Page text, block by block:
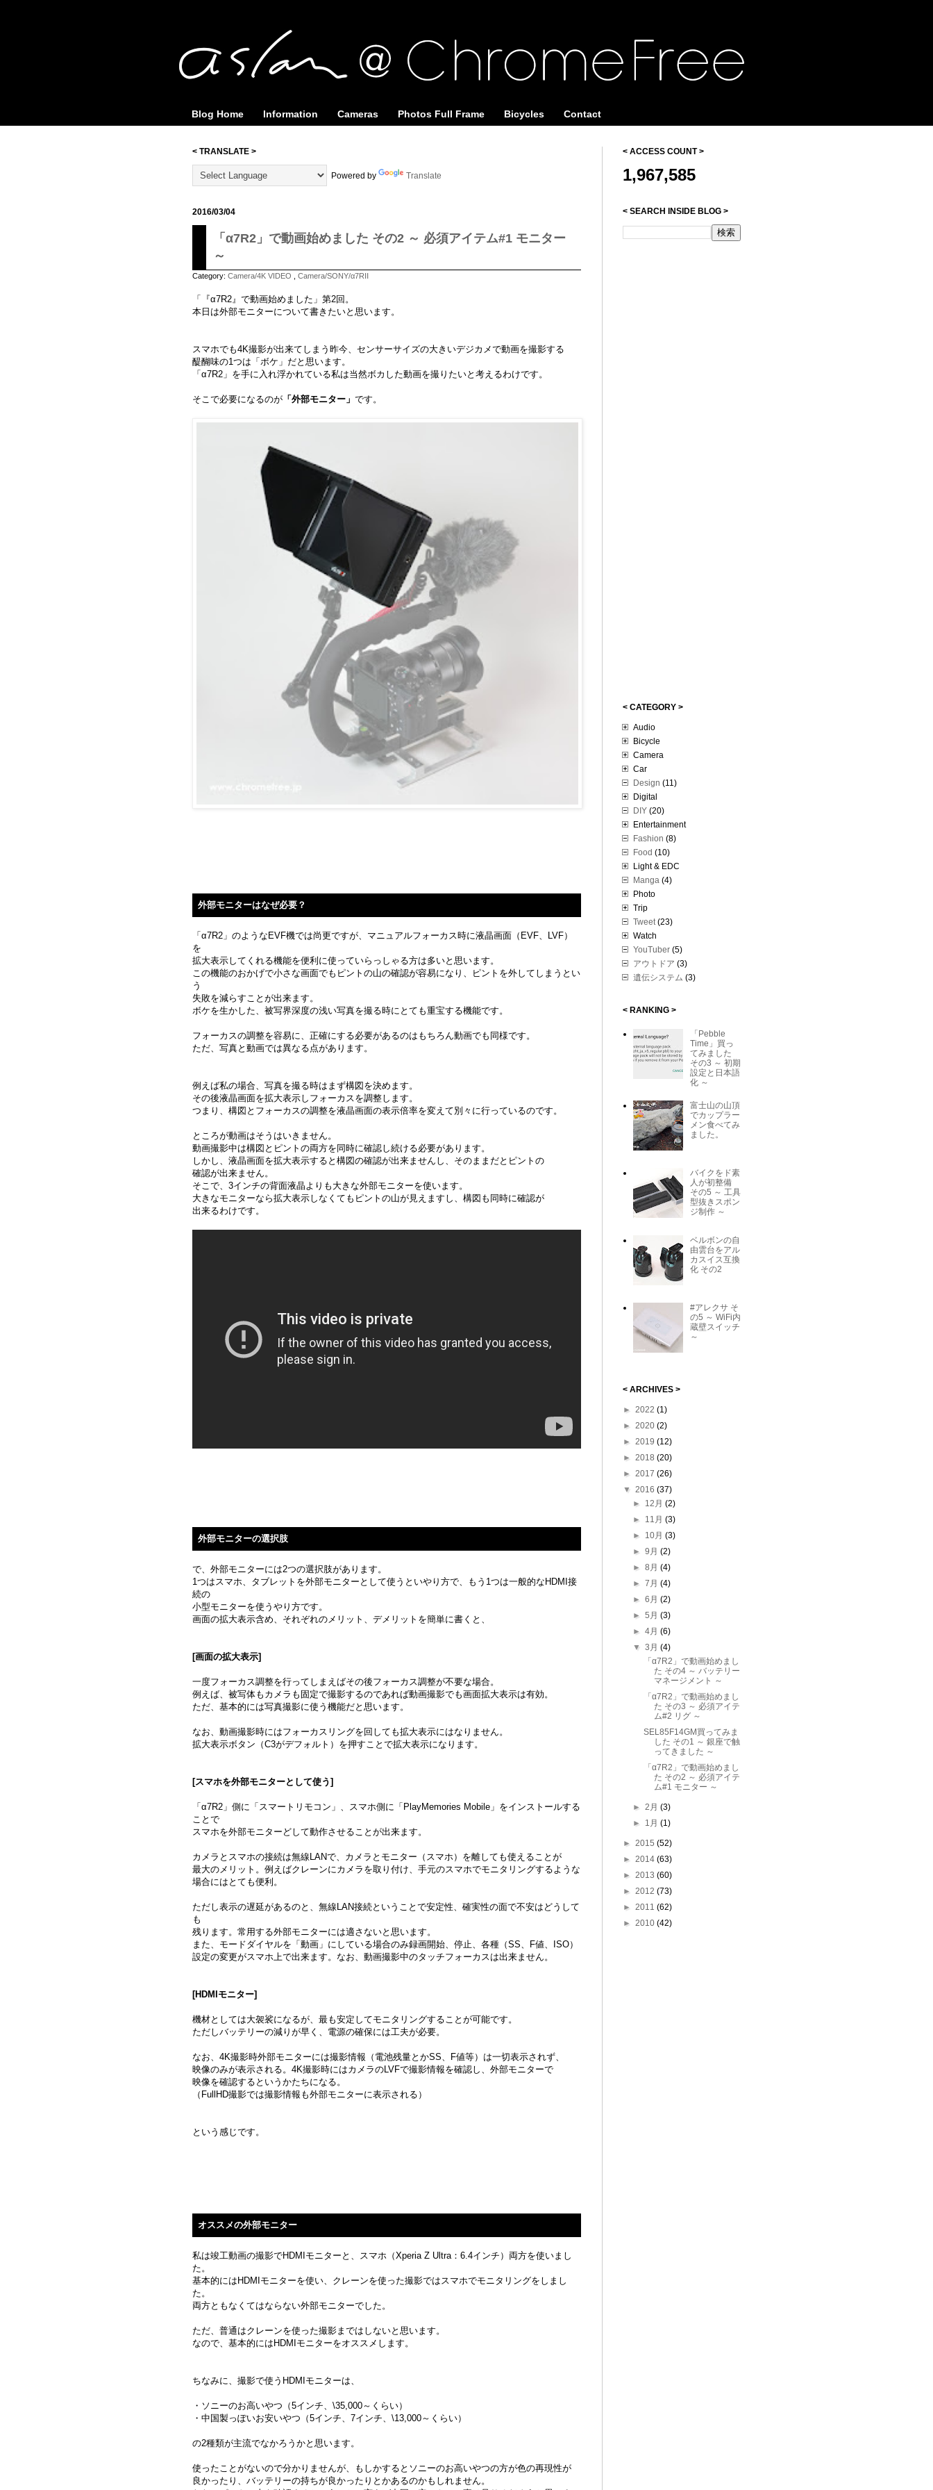
Blog Home Information Cameras Photos Full Frame Bicycles Contact
< TRANSLATE >
Powered by Translate
2016/03/04
「α7R2」で動画始めました その2 ～ 必須アイテム#1 モニター
～
Category: Camera/4K VIDEO Camera/SONY/α7RⅡ
「『α7R2』で動画始めました」第2回。
本日は外部モニターについて書きたいと思います。
スマホでも4K撮影が出来てしまう昨今、センサーサイズの大きいデジカメで動画を撮影する
醍醐味の1つは「ボケ」だと思います。
「α7R2」を手に入れ浮かれている私は当然ボカした動画を撮りたいと考えるわけです。
そこで必要になるのが 「外部モニター」 です。
外部モニターはなぜ必要？
「α7R2」のようなEVF機では尚更ですが、マニュアルフォーカス時に液晶画面（EVF、LVF）
を
拡大表示してくれる機能を便利に使っていらっしゃる方は多いと思います。
この機能のおかげで小さな画面でもピントの山の確認が容易になり、ピントを外してしまうとい
う
失敗を減らすことが出来ます。
ボケを生かした、被写界深度の浅い写真を撮る時にとても重宝する機能です。
フォーカスの調整を容易に、正確にする必要があるのはもちろん動画でも同様です。
ただ、写真と動画では異なる点があります。
例えば私の場合、写真を撮る時はまず構図を決めます。
その後液晶画面を拡大表示しフォーカスを調整します。
つまり、構図とフォーカスの調整を液晶画面の表示倍率を変えて別々に行っているのです。
ところが動画はそうはいきません。
動画撮影中は構図とピントの両方を同時に確認し続ける必要があります。
しかし、液晶画面を拡大表示すると構図の確認が出来ませんし、そのままだとピントの
確認が出来ません。
そこで、3インチの背面液晶よりも大きな外部モニターを使います。
大きなモニターなら拡大表示しなくてもピントの山が見えますし、構図も同時に確認が
出来るわけです。
外部モニターの選択肢
で、外部モニターには2つの選択肢があります。
1つはスマホ、タブレットを外部モニターとして使うといやり方で、もう1つは一般的なHDMI接
続の
小型モニターを使うやり方です。
画面の拡大表示含め、それぞれのメリット、デメリットを簡単に書くと、
[画面の拡大表示]
一度フォーカス調整を行ってしまえばその後フォーカス調整が不要な場合。
例えば、被写体もカメラも固定で撮影するのであれば動画撮影でも画面拡大表示は有効。
ただ、基本的には写真撮影に使う機能だと思います。
なお、動画撮影時にはフォーカスリングを回しても拡大表示にはなりません。
拡大表示ボタン（C3がデフォルト）を押すことで拡大表示になります。
[スマホを外部モニターとして使う]
「α7R2」側に「スマートリモコン」、スマホ側に「PlayMemories Mobile」をインストールする
ことで
スマホを外部モニターどして動作させることが出来ます。
カメラとスマホの接続は無線LANで、カメラとモニター（スマホ）を離しても使えることが
最大のメリット。例えばクレーンにカメラを取り付け、手元のスマホでモニタリングするような
場合にはとても便利。
ただし表示の遅延があるのと、無線LAN接続ということで安定性、確実性の面で不安はどうして
も
残ります。常用する外部モニターには適さないと思います。
また、モードダイヤルを「動画」にしている場合のみ録画開始、停止、各種（SS、F値、ISO）
設定の変更がスマホ上で出来ます。なお、動画撮影中のタッチフォーカスは出来ません。
[HDMIモニター]
機材としては大袈裟になるが、最も安定してモニタリングすることが可能です。
ただしバッテリーの減りが早く、電源の確保には工夫が必要。
なお、4K撮影時外部モニターには撮影情報（電池残量とかSS、F値等）は一切表示されず、
映像のみが表示される。4K撮影時にはカメラのLVFで撮影情報を確認し、外部モニターで
映像を確認するというかたちになる。
（FullHD撮影では撮影情報も外部モニターに表示される）
という感じです。
オススメの外部モニター
私は竣工動画の撮影でHDMIモニターと、スマホ（Xperia Z Ultra：6.4インチ）両方を使いまし
た。
基本的にはHDMIモニターを使い、クレーンを使った撮影ではスマホでモニタリングをしまし
た。
両方ともなくてはならない外部モニターでした。
ただ、普通はクレーンを使った撮影まではしないと思います。
なので、基本的にはHDMIモニターをオススメします。
ちなみに、撮影で使うHDMIモニターは、
・ソニーのお高いやつ（5インチ、\35,000～くらい）
・中国製っぽいお安いやつ（5インチ、7インチ、\13,000～くらい）
の2種類が主流でなかろうかと思います。
使ったことがないので分かりませんが、もしかするとソニーのお高いやつの方が色の再現性が
良かったり、バッテリーの持ちが良かったりとかあるのかもしれません。
< ACCESS COUNT >
1,967,585
< SEARCH INSIDE BLOG >
< CATEGORY >
Audio
Bicycle
Camera
Car
Design (11)
Digital
DIY (20)
Entertainment
Fashion (8)
Food (10)
Light & EDC
Manga (4)
Photo
Trip
Tweet (23)
Watch
YouTuber (5)
アウトドア (3)
遺伝システム (3)
< RANKING >
「Pebble
Time」買っ
てみました
その3 ～ 初期
設定と日本語
化 ～
富士山の山頂
でカップラー
メン食べてみ
ました。
バイクをド素
人が初整備
その5 ～ 工具
型抜きスポン
ジ制作 ～
ベルボンの自
由雲台をアル
カスイス互換
化 その2
#アレクサ そ
の5 ～ WiFi内
蔵壁スイッチ
～
< ARCHIVES >
► 2022 (1)
► 2020 (2)
► 2019 (12)
► 2018 (20)
► 2017 (26)
▼ 2016 (37)
► 12月(2)
► 11月(3)
► 10月(3)
►9月(2)
►8月(4)
►7月(4)
►6月(2)
►5月(3)
►4月(6)
▼3月(4)
「α7R2」で動画始めまし
た その4 ～ バッテリー
マネージメント ～
「α7R2」で動画始めまし
た その3 ～ 必須アイテ
ム#2 リグ ～
SEL85F14GM買ってみま
した その1 ～ 銀座で触
ってきました ～
「α7R2」で動画始めまし
た その2 ～ 必須アイテ
ム#1 モニター ～
►2月(3)
► 1月(1)
► 2015 (52)
► 2014 (63)
► 2013 (60)
► 2012 (73)
► 2011 (62)
► 2010 (42)